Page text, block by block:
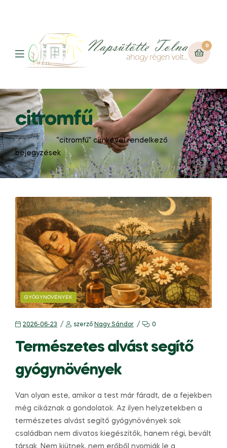
0
citromfű
Kezdőlap
“citromfű” címkével rendelkező
bejegyzések
GYÓGYNÖVÉNYEK
2026-06-23 szerző Nagy Sándor 0
Természetes alvást segítő
gyógynövények
Van olyan este, amikor a test már fáradt, de a fejekben
még cikáznak a gondolatok. Az ilyen helyzetekben a
természetes alvást segítő gyógynövények sok
családban nem divatos kiegészítők, hanem régi, bevált
társak. Nem kiütnek, nem erőből nyomják le a